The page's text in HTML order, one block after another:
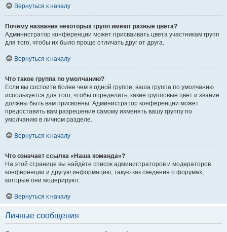
Вернуться к началу
Почему названия некоторых групп имеют разные цвета?
Администратор конференции может присваивать цвета участникам групп
для того, чтобы их было проще отличать друг от друга.
Вернуться к началу
Что такое группа по умолчанию?
Если вы состоите более чем в одной группе, ваша группа по умолчанию
используется для того, чтобы определить, какие групповые цвет и звание
должны быть вам присвоены. Администратор конференции может
предоставить вам разрешение самому изменять вашу группу по
умолчанию в личном разделе.
Вернуться к началу
Что означает ссылка «Наша команда»?
На этой странице вы найдёте список администраторов и модераторов
конференции и другую информацию, такую как сведения о форумах,
которые они модерируют.
Вернуться к началу
Личные сообщения